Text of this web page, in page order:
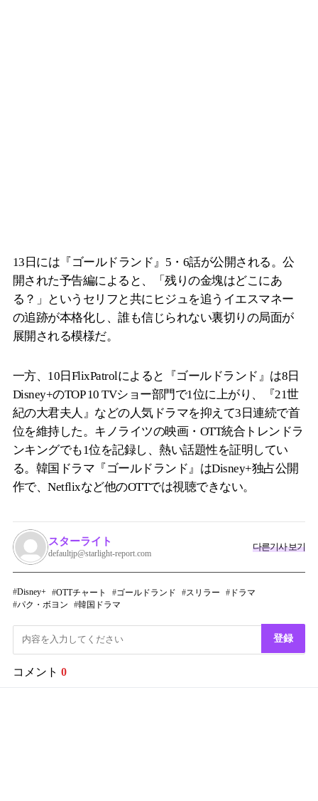
13日には『ゴールドランド』5・6話が公開される。公
開された予告編によると、「残りの金塊はどこにあ
る？」というセリフと共にヒジュを追うイエスマネー
の追跡が本格化し、誰も信じられない裏切りの局面が
展開される模様だ。
一方、10日FlixPatrolによると『ゴールドランド』は8日
Disney+のTOP 10 TVショー部門で1位に上がり、『21世
紀の大君夫人』などの人気ドラマを抑えて3日連続で首
位を維持した。キノライツの映画・OTT統合トレンドラ
ンキングでも1位を記録し、熱い話題性を証明してい
る。韓国ドラマ『ゴールドランド』はDisney+独占公開
作で、Netflixなど他のOTTでは視聴できない。
スターライト
defaultjp@starlight-report.com
다른기사 보기
Disney+ OTTチャート ゴールドランド スリラー
ドラマ
パク・ボヨン
韓国ドラマ
登録
コメント 0